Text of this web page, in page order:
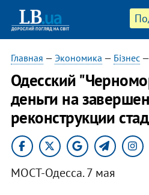
Главная — Экономика — Бізнес—
Одесский
деньги на
реконструкции
МОСТ-Одесса. 7 мая